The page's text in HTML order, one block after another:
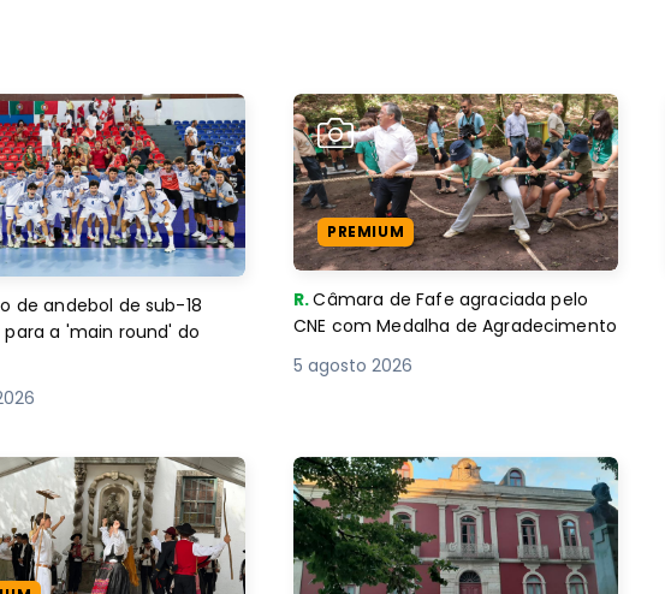
de andebol de sub-18
a 'main round' do
PREMIUM
R.Câmara de Fafe agraciada pelo
CNE com Medalha de Agradecimento
5 agosto 2026